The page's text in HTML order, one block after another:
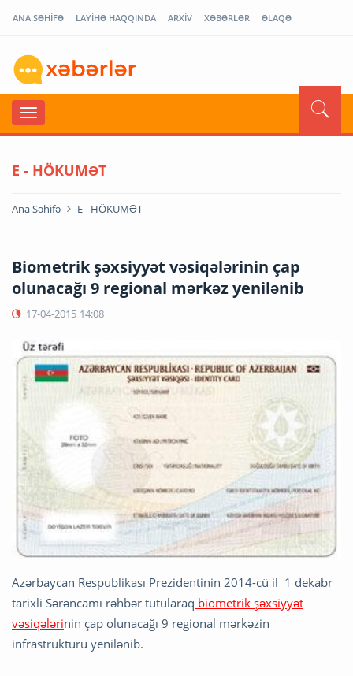
ANA SƏHİFƏ LAYİHƏ HAQQINDA ARXİV XƏBƏRLƏR ƏLAQƏ
E - HÖKUMƏT
Ana Səhifə E - HÖKUMƏT
Biometrik şəxsiyyət vəsiqələrinin çap
olunacağı 9 regional mərkəz yenilənib
17-04-2015 14:08
Azərbaycan Respublikası Prezidentinin 2014-cü il 1 dekabr
tarixli Sərəncamı rəhbər tutularaq biometrik şəxsiyyət
vəsiqələrinin çap olunacağı 9 regional mərkəzin
infrastrukturu yenilənib.